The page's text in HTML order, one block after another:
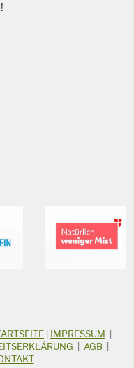
IMPRESSUM
AGB